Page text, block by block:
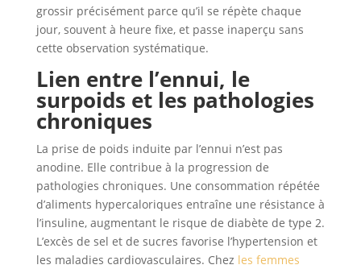
grossir précisément parce qu’il se répète chaque
jour, souvent à heure fixe, et passe inaperçu sans
cette observation systématique.
Lien entre l’ennui, le
surpoids et les pathologies
chroniques
La prise de poids induite par l’ennui n’est pas
anodine. Elle contribue à la progression de
pathologies chroniques. Une consommation répétée
d’aliments hypercaloriques entraîne une résistance à
l’insuline, augmentant le risque de diabète de type 2.
L’excès de sel et de sucres favorise l’hypertension et
les maladies cardiovasculaires. Chez les femmes